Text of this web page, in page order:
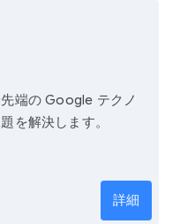
端の Google テクノ
を解決します。
詳細